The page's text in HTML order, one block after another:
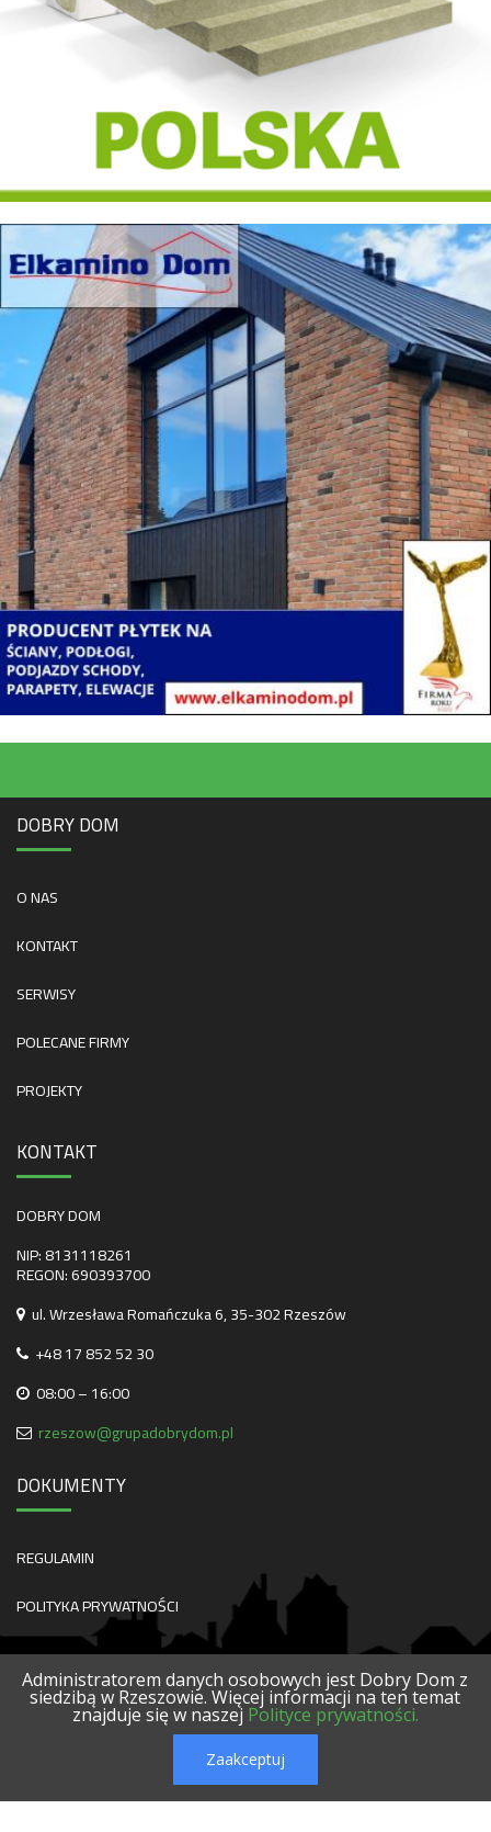
DOBRY DOM
O NAS
KONTAKT
SERWISY
POLECANE FIRMY
PROJEKTY
KONTAKT
DOBRY DOM
NIP: 8131118261
REGON: 690393700
ul. Wrzesława Romańczuka 6, 35-302 Rzeszów
+48 17 852 52 30
08:00 – 16:00
rzeszow@grupadobrydom.pl
DOKUMENTY
REGULAMIN
POLITYKA PRYWATNOŚCI
SERWISY POLECANE FIRMY
© 2026 DOBRY DOM. WSZELKIE PRAWA ZASTRZEŻONE.
Administratorem danych osobowych jest Dobry Dom z
siedzibą w Rzeszowie. Więcej informacji na ten temat
znajduje się w naszej Polityce prywatności.
Zaakceptuj